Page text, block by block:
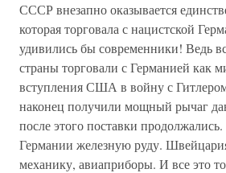
СССР внезапно оказывается
которая торговала с нацистской
удивились бы современники! Ведь
страны торговали с Германией как
вступления США в войну с
наконец получили мощный рычаг
после этого поставки
Германии железную руду.
механику, авиаприборы. И все это